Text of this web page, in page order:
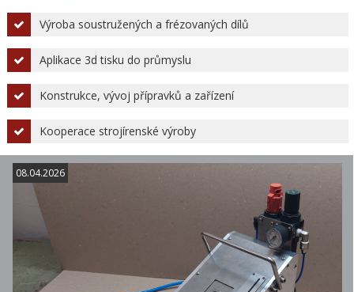
Výroba soustružených a frézovaných dílů
Aplikace 3d tisku do průmyslu
Konstrukce, vývoj přípravků a zařízení
Kooperace strojírenské výroby
08.04.2026